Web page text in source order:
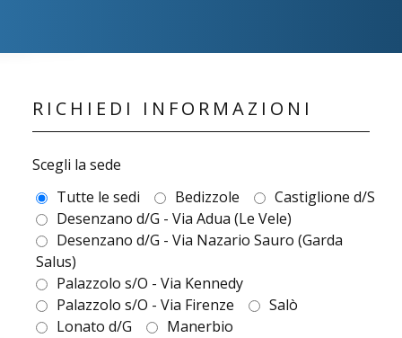
RICHIEDI INFORMAZIONI
Scegli la sede
Tutte le sedi
Bedizzole
Castiglione d/S
Desenzano d/G - Via Adua (Le Vele)
Desenzano d/G - Via Nazario Sauro (Garda
Salus)
Palazzolo s/O - Via Kennedy
Palazzolo s/O - Via Firenze
Salò
Lonato d/G
Manerbio